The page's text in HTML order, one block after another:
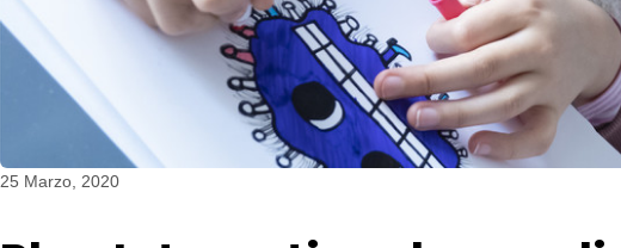
25 Marzo, 2020